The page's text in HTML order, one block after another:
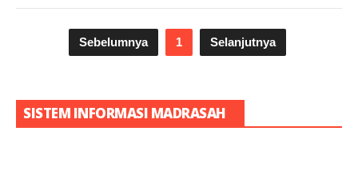
Sebelumnya 1 Selanjutnya
SISTEM INFORMASI MADRASAH